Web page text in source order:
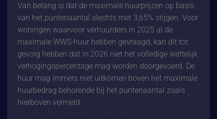
Van belang is dat de maximale huurprijzen op basis
van het puntenaantal slechts met 3,65% stijgen. Voor
woningen waarvoor verhuurders in 2025 al de
maximale WWS-huur hebben gevraagd, kan dit tot
gevolg hebben dat in 2026 niet het volledige wettelijk
verhogingspercentage mag worden doorgevoerd. De
huur mag immers niet uitkomen boven het maximale
huurbedrag behorende bij het puntenaantal zoals
hierboven vermeld.